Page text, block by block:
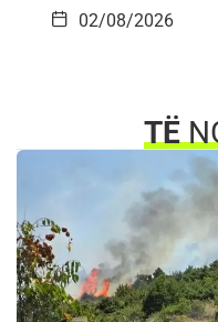
02/08/2026
TË